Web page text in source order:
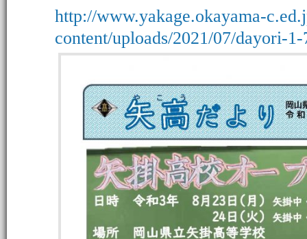
http://www.yakage.okayama-
content/uploads/2021/07/dayori-